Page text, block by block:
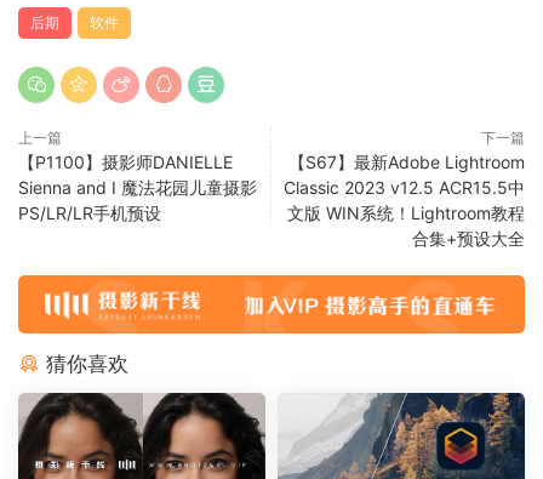
后期 软件
上一篇
【P1100】摄影师DANIELLE
Sienna and I 魔法花园儿童摄影
PS/LR/LR手机预设
下一篇
【S67】最新Adobe Lightroom
Classic 2023 v12.5 ACR15.5中
文版 WIN系统！Lightroom教程
合集+预设大全
猜你喜欢